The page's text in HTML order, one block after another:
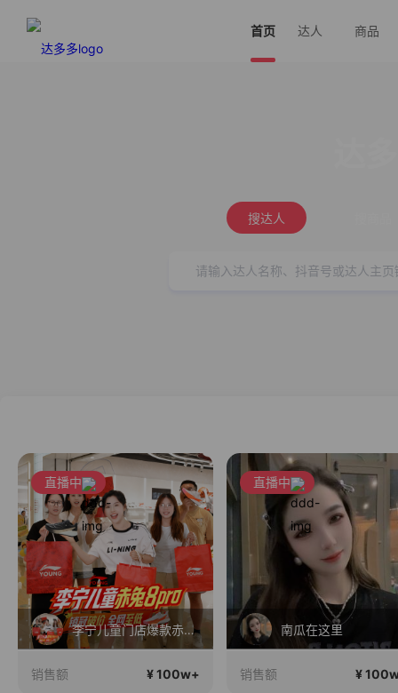
首页 达人 商品
搜达人
直播中
李宁儿童门店爆款赤兔8pro终于有货了，全网销冠刷新历史底价
销售额 ¥ 100w+
直播中
南瓜在这里
销售额 ¥